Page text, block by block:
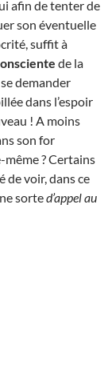
afin de tenter de
son éventuelle
suffit à
de la
demander
dans l’espoir
! A moins
son for
? Certains
de voir, dans ce
sorted’appel au